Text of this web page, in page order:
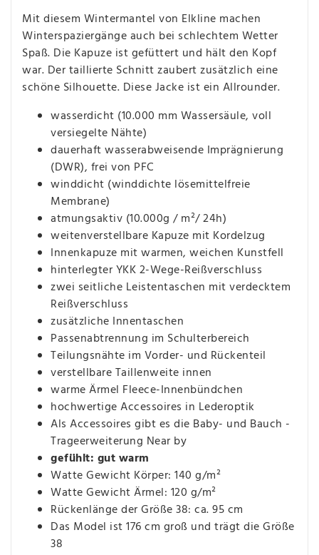
Mit diesem Wintermantel von Elkline machen
Winterspaziergänge auch bei schlechtem Wetter
Spaß. Die Kapuze ist gefüttert und hält den Kopf
war. Der taillierte Schnitt zaubert zusätzlich eine
schöne Silhouette. Diese Jacke ist ein Allrounder.
wasserdicht (10.000 mm Wassersäule, voll
versiegelte Nähte)
dauerhaft wasserabweisende Imprägnierung
(DWR), frei von PFC
winddicht (winddichte lösemittelfreie
Membrane)
atmungsaktiv (10.000g / m²/ 24h)
weitenverstellbare Kapuze mit Kordelzug
Innenkapuze mit warmen, weichen Kunstfell
hinterlegter YKK 2-Wege-Reißverschluss
zwei seitliche Leistentaschen mit verdecktem
Reißverschluss
zusätzliche Innentaschen
Passenabtrennung im Schulterbereich
Teilungsnähte im Vorder- und Rückenteil
verstellbare Taillenweite innen
warme Ärmel Fleece-Innenbündchen
hochwertige Accessoires in Lederoptik
Als Accessoires gibt es die Baby- und Bauch -
Trageerweiterung Near by
gefühlt: gut warm
Watte Gewicht Körper: 140 g/m²
Watte Gewicht Ärmel: 120 g/m²
Rückenlänge der Größe 38: ca. 95 cm
Das Model ist 176 cm groß und trägt die Größe
38